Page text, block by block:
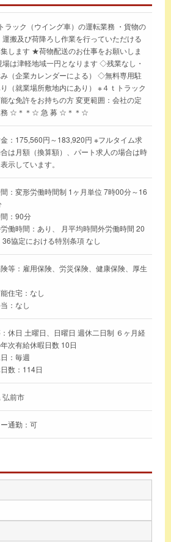
ラック（ウイング車）の運転業務 ・貨物の
運搬及び荷降ろし作業を行っていただける
します ★荷物配送のお仕事をお願いしま
は津軽地域一円となります ◇残業なし・
（企業カレンダーによる） ◇無料専用駐
（就業場所敷地内にあり） ※４ｔトラック
な免許をお持ちの方 変更範囲：会社の定
務 ☆＊＊☆ 急 募 ☆＊＊☆
：175,560円～183,920円 ※フルタイム求
合は月額（換算額）、パート求人の場合は時
示しています。
：変形労働時間制 1ヶ月単位 7時00分～16
：90分
働時間：あり、 月平均時間外労働時間 20
36協定における特別条項 なし
等：雇用保険、労災保険、健康保険、厚生
住宅：なし
：なし
休日 土曜日、日曜日 週休二日制 ６ヶ月経
次有給休暇日数 10日
：毎週
数：114日
弘前市
通勤：可